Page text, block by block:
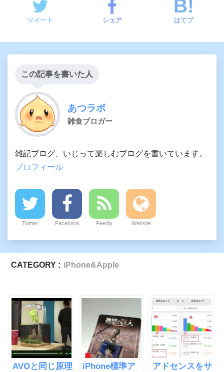
ツイート シェア はてブ
この記事を書いた人
あつラボ
雑食ブロガー
雑記ブログ、いじって楽しむブログを書いています。
プロフィール
Twitter Facebook Feedly Website
CATEGORY : iPhone&Apple
AVOと同じ原理
iPhone標準ア
アドセンスをサ